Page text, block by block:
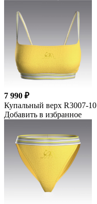
7 990 ₽
Купальный верх R3007-10
Добавить в избранное